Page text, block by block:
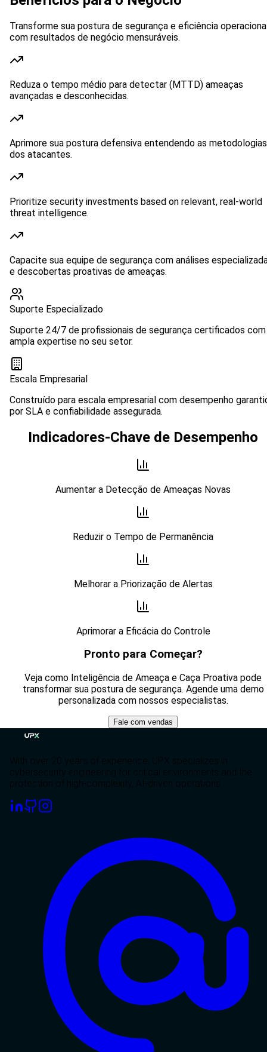
Transforme sua postura de segurança e eficiência
com resultados de negócio mensuráveis.
Reduza o tempo médio para detectar (MTTD) ameaças
avançadas e desconhecidas.
Aprimore sua postura defensiva entendendo as metodologias
dos atacantes.
Prioritize security investments based on relevant, real-world
threat intelligence.
Capacite sua equipe de segurança com análises
e descobertas proativas de ameaças.
Suporte Especializado
Suporte 24/7 de profissionais de segurança certificados com
ampla expertise no seu setor.
Escala Empresarial
Construído para escala empresarial com desempenho
por SLA e confiabilidade assegurada.
Indicadores-Chave de Desempenho
Aumentar a Detecção de Ameaças Novas
Reduzir o Tempo de Permanência
Melhorar a Priorização de Alertas
Aprimorar a Eficácia do Controle
Pronto para Começar?
Veja como Inteligência de Ameaça e Caça Proativa pode
transformar sua postura de segurança. Agende uma demo
personalizada com nossos especialistas.
Fale com vendas